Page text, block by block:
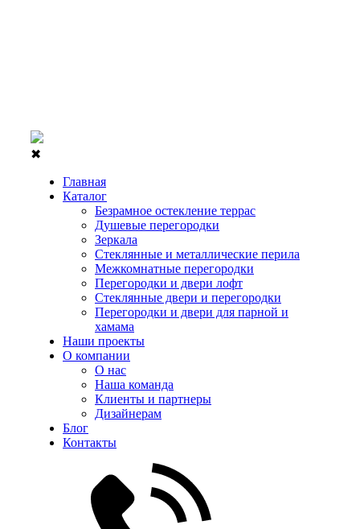
✖
Главная
Каталог
Безрамное остекление террас
Душевые перегородки
Зеркала
Стеклянные и металлические перила
Межкомнатные перегородки
Перегородки и двери лофт
Стеклянные двери и перегородки
Перегородки и двери для парной и
хамама
Наши проекты
О компании
О нас
Наша команда
Клиенты и партнеры
Дизайнерам
Блог
Контакты